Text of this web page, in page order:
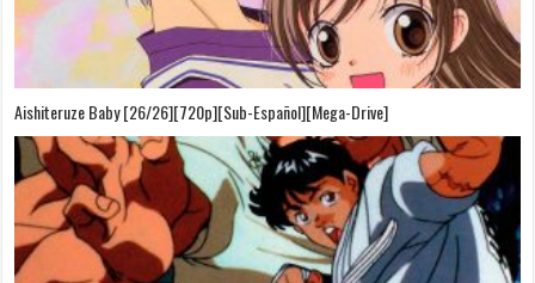
Aishiteruze Baby [26/26][720p][Sub-Español][Mega-Drive]